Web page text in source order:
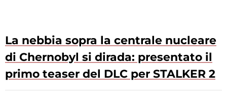
La nebbia sopra la centrale nucleare
di Chernobyl si dirada: presentato il
primo teaser del DLC per STALKER 2